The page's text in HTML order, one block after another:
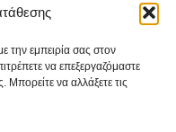
την εμπειρία σας στον
να επεξεργαζόμαστε
να αλλάξετε τις